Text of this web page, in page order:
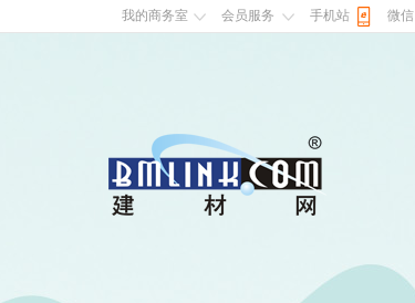
我的商务室 会员服务 手机站 微信